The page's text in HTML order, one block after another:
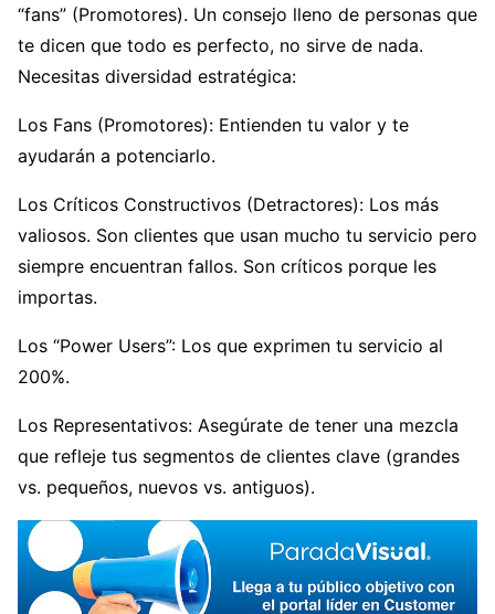
“fans” (Promotores). Un consejo lleno de personas que
te dicen que todo es perfecto, no sirve de nada.
Necesitas diversidad estratégica:
Los Fans (Promotores): Entienden tu valor y te
ayudarán a potenciarlo.
Los Críticos Constructivos (Detractores): Los más
valiosos. Son clientes que usan mucho tu servicio pero
siempre encuentran fallos. Son críticos porque les
importas.
Los “Power Users”: Los que exprimen tu servicio al
200%.
Los Representativos: Asegúrate de tener una mezcla
que refleje tus segmentos de clientes clave (grandes
vs. pequeños, nuevos vs. antiguos).